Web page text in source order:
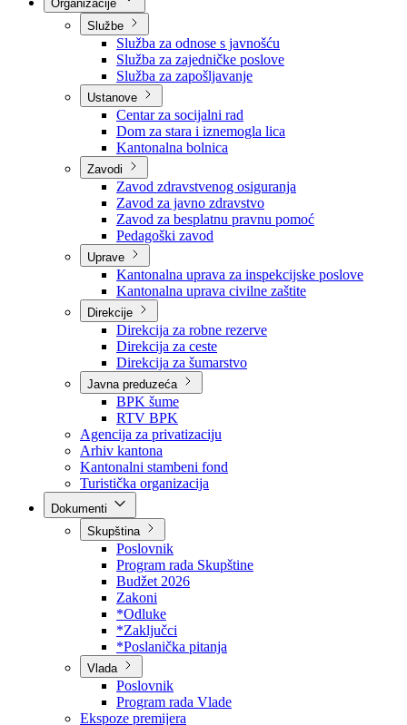
Nadležnosti
Sjednice Vlade
Službe
Služba za odnose s javnošću
Služba za zajedničke poslove
Služba za zapošljavanje
Ustanove
Centar za socijalni rad
Dom za stara i iznemogla lica
Kantonalna bolnica
Zavodi
Zavod zdravstvenog osiguranja
Zavod za javno zdravstvo
Zavod za besplatnu pravnu pomoć
Pedagoški zavod
Uprave
Kantonalna uprava za inspekcijske poslove
Kantonalna uprava civilne zaštite
Direkcije
Direkcija za robne rezerve
Direkcija za ceste
Direkcija za šumarstvo
Javna preduzeća
BPK šume
RTV BPK
Agencija za privatizaciju
Arhiv kantona
Kantonalni stambeni fond
Turistička organizacija
Skupština
Poslovnik
Program rada Skupštine
Budžet 2026
Zakoni
*Odluke
*Zaključci
*Poslanička pitanja
Vlada